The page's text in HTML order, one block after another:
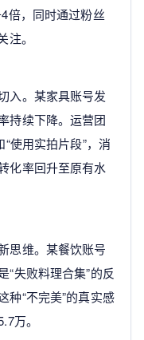
倍，同时通过粉丝
。
入。某家具账号发
持续下降。运营团
使用实拍片段”，消
化率回升至原有水
思维。某餐饮账号
“失败料理合集”的反
种“不完美”的真实感
万。